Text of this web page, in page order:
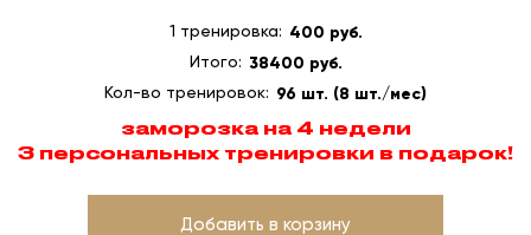
1 тренировка: 400 руб.
Итого: 38400 руб.
Кол-во тренировок: 96 шт. (8 шт./мес)
заморозка на 4 недели
3 персональных тренировки в подарок!
Добавить в корзину